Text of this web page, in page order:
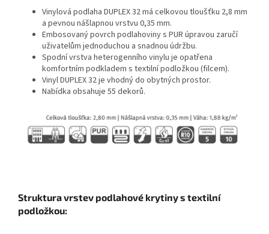
Vinylová podlaha DUPLEX 32 má celkovou tloušťku 2,8 mm
a pevnou nášlapnou vrstvu 0,35 mm.
Embosovaný povrch podlahoviny s PUR úpravou zaručí
uživatelům jednoduchou a snadnou údržbu.
Spodní vrstva heterogenního vinylu je opatřena
komfortním podkladem s textilní podložkou (filcem).
Vinyl DUPLEX 32 je vhodný do obytných prostor.
Nabídka obsahuje 55 dekorů.
Struktura vrstev podlahové krytiny s textilní
podložkou: